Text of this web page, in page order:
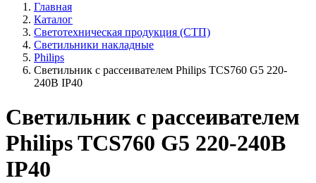
Главная
Каталог
Светотехническая продукция (СТП)
Светильники накладные
Philips
Светильник с рассеивателем Philips TCS760 G5 220-
240В IP40
Светильник с рассеивателем
Philips TCS760 G5 220-240В
IP40